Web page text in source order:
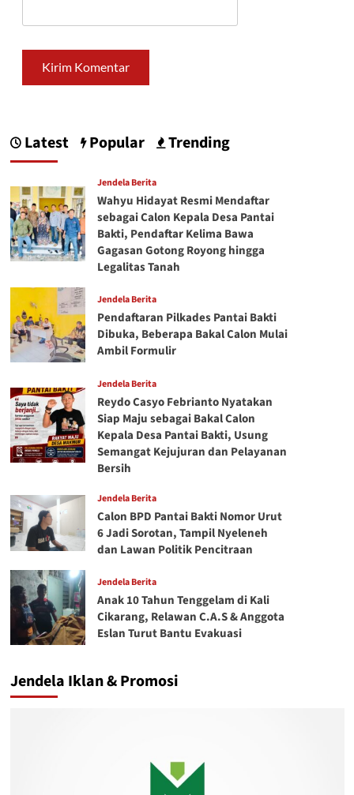
Latest Popular Trending
Jendela Berita
Wahyu Hidayat Resmi Mendaftar
sebagai Calon Kepala Desa Pantai
Bakti, Pendaftar Kelima Bawa
Gagasan Gotong Royong hingga
Legalitas Tanah
Jendela Berita
Pendaftaran Pilkades Pantai Bakti
Dibuka, Beberapa Bakal Calon Mulai
Ambil Formulir
Jendela Berita
Reydo Casyo Febrianto Nyatakan
Siap Maju sebagai Bakal Calon
Kepala Desa Pantai Bakti, Usung
Semangat Kejujuran dan Pelayanan
Bersih
Jendela Berita
Calon BPD Pantai Bakti Nomor Urut
6 Jadi Sorotan, Tampil Nyeleneh
dan Lawan Politik Pencitraan
Jendela Berita
Anak 10 Tahun Tenggelam di Kali
Cikarang, Relawan C.A.S & Anggota
Eslan Turut Bantu Evakuasi
Jendela Iklan & Promosi